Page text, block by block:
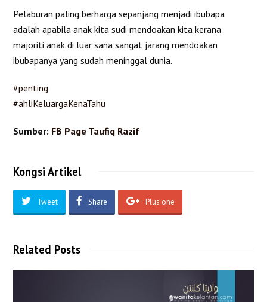
Pelaburan paling berharga sepanjang menjadi ibubapa
adalah apabila anak kita sudi mendoakan kita kerana
majoriti anak di luar sana sangat jarang mendoakan
ibubapanya yang sudah meninggal dunia.
#penting
#ahliKeluargaKenaTahu
Sumber: FB Page Taufiq Razif
Kongsi Artikel
Tweet Share Plus one
Related Posts